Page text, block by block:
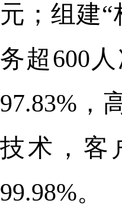
元；组建
务超600
97.83%，
技术，客
99.98%。